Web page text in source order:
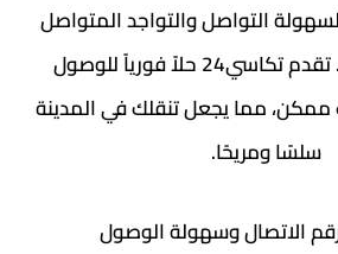
التواصل والتواجد المتواصل
على مدار الساعة. تقدم تكاسي24 حلاً فورياً للوصول
مما يجعل تنقلك في المدينة
سلسًا ومريحًا.